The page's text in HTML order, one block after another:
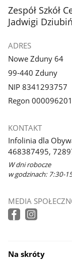
stopka
Zespół Szkół
Jadwigi
ADRES
Nowe Zduny 64
99-440 Zduny
NIP 8341293757
Regon 000096201
KONTAKT
Infolinia dla
468387495,
W dni robocze
w godzinach: 7:30-
MEDIA
Na skróty